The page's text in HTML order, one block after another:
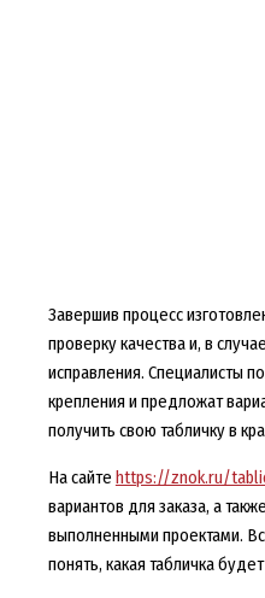
Завершив процесс
проверку качества и, в
исправления. Специалисты
крепления и предложат
получить свою табличку в
На сайте https://znok.ru/
вариантов для заказа, а
выполненными проектами.
понять, какая табличка